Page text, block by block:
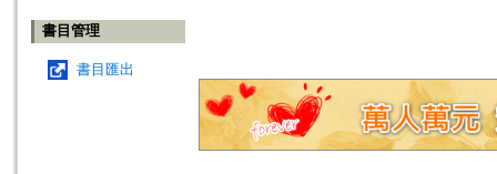
書目管理
書目匯出